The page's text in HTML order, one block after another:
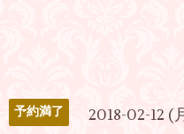
予約満了 2018-02-12 (